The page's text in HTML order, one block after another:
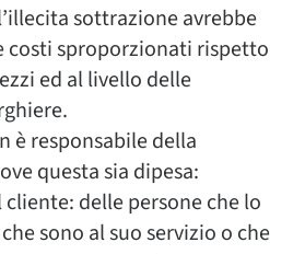
sottrazione avrebbe
costi sproporzionati rispetto
ed al livello delle
è responsabile della
questa sia dipesa:
delle persone che lo
sono al suo servizio o che